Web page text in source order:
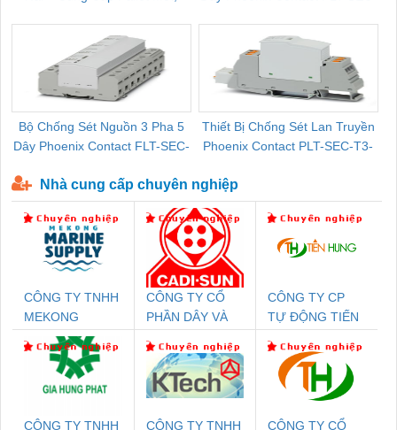
Bộ Chống Sét Nguồn 3 Pha 5
Dây Phoenix Contact FLT-SEC-
Thiết Bị Chống Sét Lan Truyền
Phoenix Contact PLT-SEC-T3-
Nhà cung cấp chuyên nghiệp
CÔNG TY TNHH
MEKONG
MARINE SUPPLY
CÔNG TY CỔ
PHẦN DÂY VÀ
THƯỢNG ĐÌNH
CÔNG TY CP
TỰ ĐỘNG TIẾN
CÔNG TY TNHH
CÔNG TY TNHH
CÔNG TY CỔ